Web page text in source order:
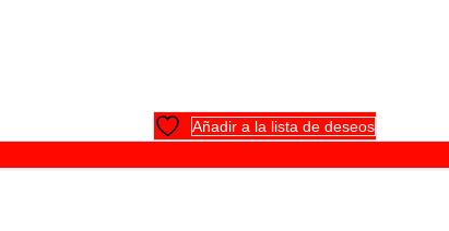
Añadir a la lista de deseos